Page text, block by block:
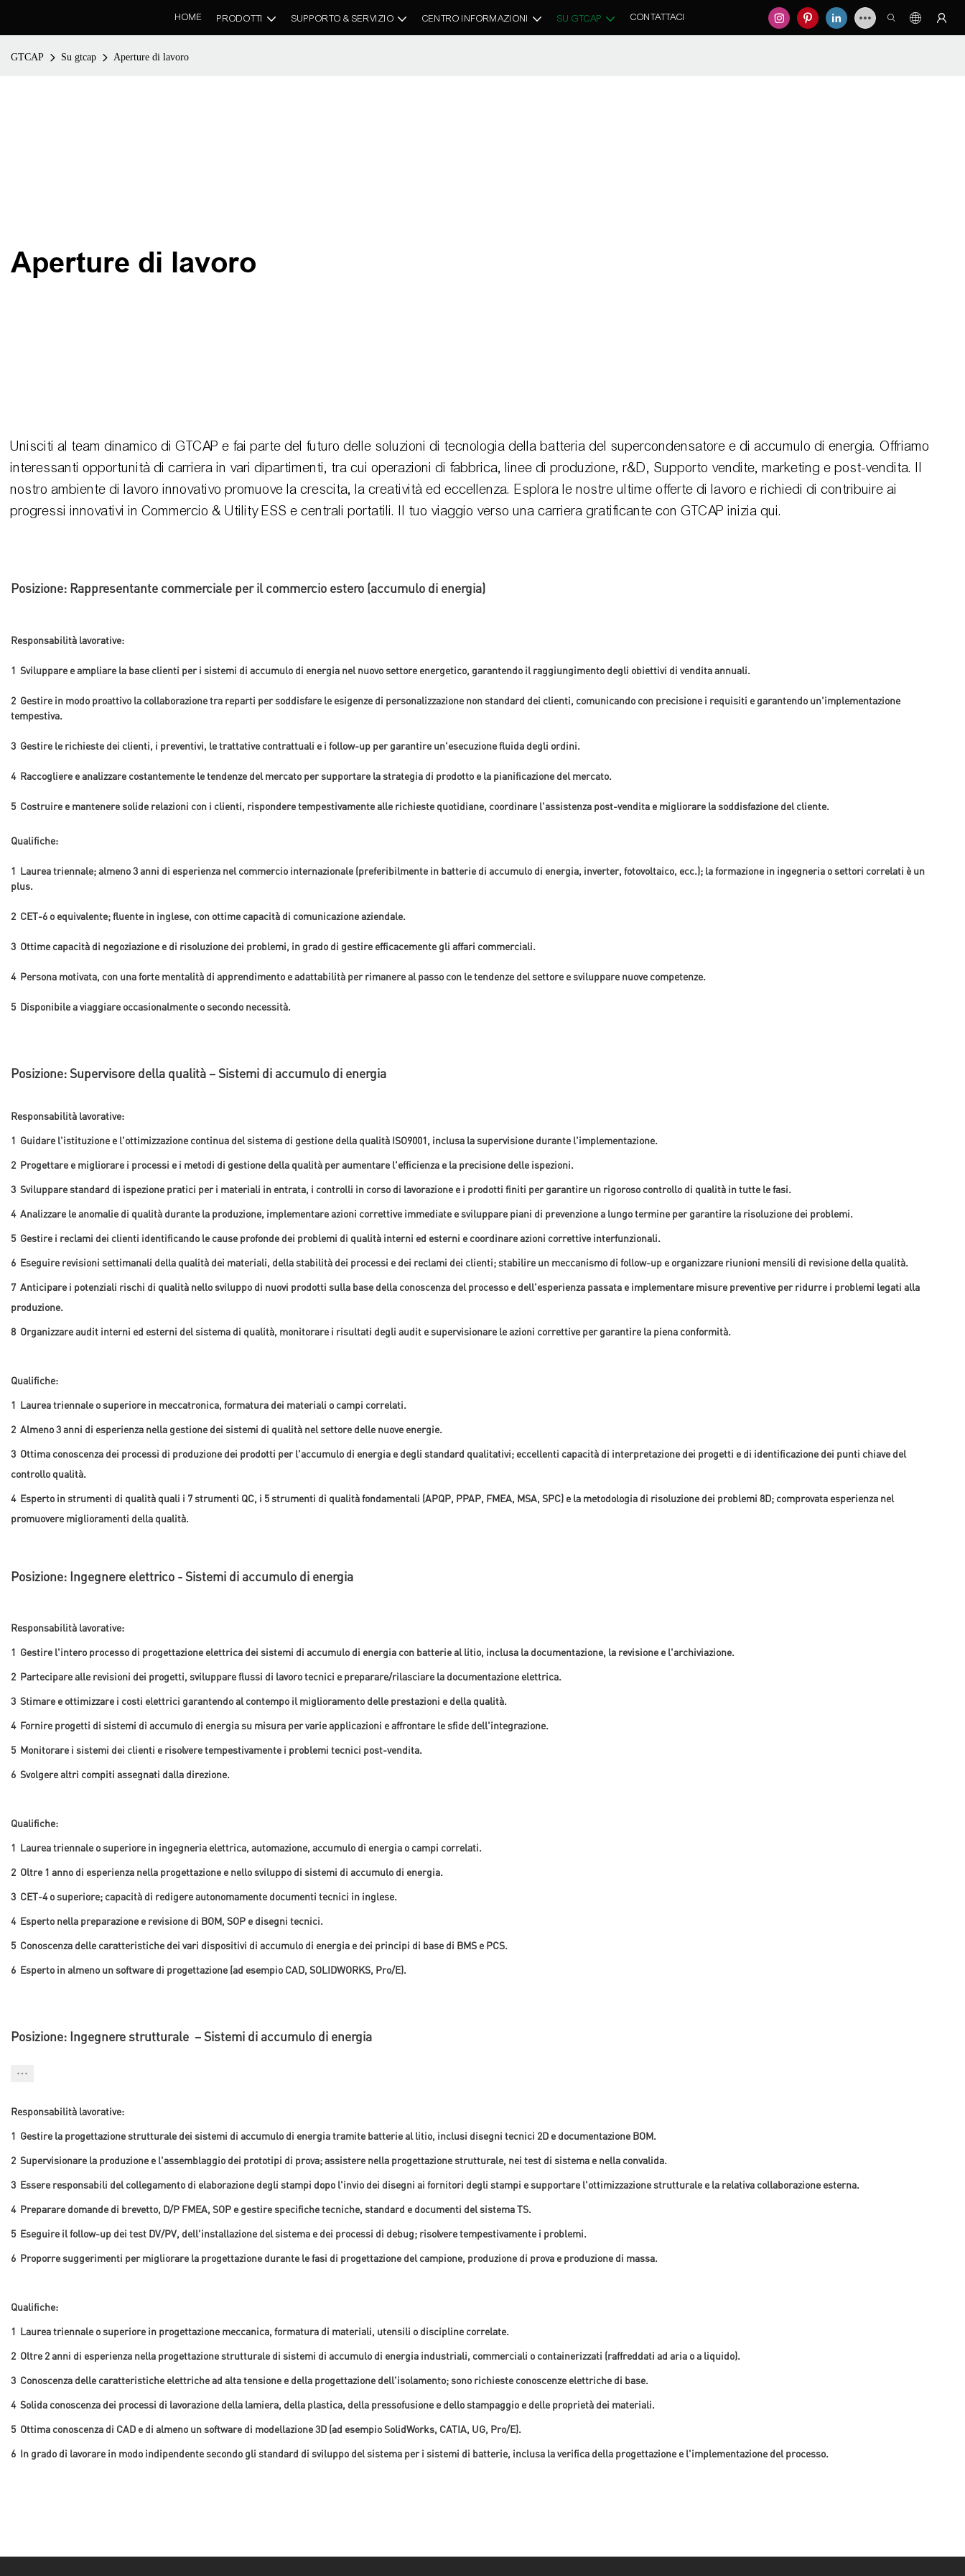
HOME PRODOTTI SUPPORTO & SERVIZIO CENTRO INFORMAZIONI SU GTCAP CONTATTACI
GTCAP Su gtcap Aperture di lavoro
Aperture di lavoro
Unisciti al team dinamico di GTCAP e fai parte del futuro delle soluzioni di tecnologia della batteria del supercondensatore e di accumulo di energia. Offriamo
interessanti opportunità di carriera in vari dipartimenti, tra cui operazioni di fabbrica, linee di produzione, r&D, Supporto vendite, marketing e post-vendita. Il
nostro ambiente di lavoro innovativo promuove la crescita, la creatività ed eccellenza. Esplora le nostre ultime offerte di lavoro e richiedi di contribuire ai
progressi innovativi in ​​Commercio & Utility ESS e centrali portatili. Il tuo viaggio verso una carriera gratificante con GTCAP inizia qui.
Posizione: Rappresentante commerciale per il commercio estero (accumulo di energia)
Responsabilità lavorative:
1 Sviluppare e ampliare la base clienti per i sistemi di accumulo di energia nel nuovo settore energetico, garantendo il raggiungimento degli obiettivi di vendita annuali.
2 Gestire in modo proattivo la collaborazione tra reparti per soddisfare le esigenze di personalizzazione non standard dei clienti, comunicando con precisione i requisiti e garantendo un'implementazione
tempestiva.
3 Gestire le richieste dei clienti, i preventivi, le trattative contrattuali e i follow-up per garantire un'esecuzione fluida degli ordini.
4 Raccogliere e analizzare costantemente le tendenze del mercato per supportare la strategia di prodotto e la pianificazione del mercato.
5 Costruire e mantenere solide relazioni con i clienti, rispondere tempestivamente alle richieste quotidiane, coordinare l'assistenza post-vendita e migliorare la soddisfazione del cliente.
Qualifiche:
1 Laurea triennale; almeno 3 anni di esperienza nel commercio internazionale (preferibilmente in batterie di accumulo di energia, inverter, fotovoltaico, ecc.); la formazione in ingegneria o settori correlati è un
plus.
2 CET-6 o equivalente; fluente in inglese, con ottime capacità di comunicazione aziendale.
3 Ottime capacità di negoziazione e di risoluzione dei problemi, in grado di gestire efficacemente gli affari commerciali.
4 Persona motivata, con una forte mentalità di apprendimento e adattabilità per rimanere al passo con le tendenze del settore e sviluppare nuove competenze.
5 Disponibile a viaggiare occasionalmente o secondo necessità.
Posizione: Supervisore della qualità – Sistemi di accumulo di energia
Responsabilità lavorative:
1 Guidare l'istituzione e l'ottimizzazione continua del sistema di gestione della qualità ISO9001, inclusa la supervisione durante l'implementazione.
2 Progettare e migliorare i processi e i metodi di gestione della qualità per aumentare l'efficienza e la precisione delle ispezioni.
3 Sviluppare standard di ispezione pratici per i materiali in entrata, i controlli in corso di lavorazione e i prodotti finiti per garantire un rigoroso controllo di qualità in tutte le fasi.
4 Analizzare le anomalie di qualità durante la produzione, implementare azioni correttive immediate e sviluppare piani di prevenzione a lungo termine per garantire la risoluzione dei problemi.
5 Gestire i reclami dei clienti identificando le cause profonde dei problemi di qualità interni ed esterni e coordinare azioni correttive interfunzionali.
6 Eseguire revisioni settimanali della qualità dei materiali, della stabilità dei processi e dei reclami dei clienti; stabilire un meccanismo di follow-up e organizzare riunioni mensili di revisione della qualità.
7 Anticipare i potenziali rischi di qualità nello sviluppo di nuovi prodotti sulla base della conoscenza del processo e dell'esperienza passata e implementare misure preventive per ridurre i problemi legati alla
produzione.
8 Organizzare audit interni ed esterni del sistema di qualità, monitorare i risultati degli audit e supervisionare le azioni correttive per garantire la piena conformità.
Qualifiche:
1 Laurea triennale o superiore in meccatronica, formatura dei materiali o campi correlati.
2 Almeno 3 anni di esperienza nella gestione dei sistemi di qualità nel settore delle nuove energie.
3 Ottima conoscenza dei processi di produzione dei prodotti per l'accumulo di energia e degli standard qualitativi; eccellenti capacità di interpretazione dei progetti e di identificazione dei punti chiave del
controllo qualità.
4 Esperto in strumenti di qualità quali i 7 strumenti QC, i 5 strumenti di qualità fondamentali (APQP, PPAP, FMEA, MSA, SPC) e la metodologia di risoluzione dei problemi 8D; comprovata esperienza nel
promuovere miglioramenti della qualità.
Posizione: Ingegnere elettrico - Sistemi di accumulo di energia
Responsabilità lavorative:
1 Gestire l'intero processo di progettazione elettrica dei sistemi di accumulo di energia con batterie al litio, inclusa la documentazione, la revisione e l'archiviazione.
2 Partecipare alle revisioni dei progetti, sviluppare flussi di lavoro tecnici e preparare/rilasciare la documentazione elettrica.
3 Stimare e ottimizzare i costi elettrici garantendo al contempo il miglioramento delle prestazioni e della qualità.
4 Fornire progetti di sistemi di accumulo di energia su misura per varie applicazioni e affrontare le sfide dell'integrazione.
5 Monitorare i sistemi dei clienti e risolvere tempestivamente i problemi tecnici post-vendita.
6 Svolgere altri compiti assegnati dalla direzione.
Qualifiche:
1 Laurea triennale o superiore in ingegneria elettrica, automazione, accumulo di energia o campi correlati.
2 Oltre 1 anno di esperienza nella progettazione e nello sviluppo di sistemi di accumulo di energia.
3 CET-4 o superiore; capacità di redigere autonomamente documenti tecnici in inglese.
4 Esperto nella preparazione e revisione di BOM, SOP e disegni tecnici.
5 Conoscenza delle caratteristiche dei vari dispositivi di accumulo di energia e dei principi di base di BMS e PCS.
6 Esperto in almeno un software di progettazione (ad esempio CAD, SOLIDWORKS, Pro/E).
Posizione: Ingegnere strutturale – Sistemi di accumulo di energia
Responsabilità lavorative:
1 Gestire la progettazione strutturale dei sistemi di accumulo di energia tramite batterie al litio, inclusi disegni tecnici 2D e documentazione BOM.
2 Supervisionare la produzione e l'assemblaggio dei prototipi di prova; assistere nella progettazione strutturale, nei test di sistema e nella convalida.
3 Essere responsabili del collegamento di elaborazione degli stampi dopo l'invio dei disegni ai fornitori degli stampi e supportare l'ottimizzazione strutturale e la relativa collaborazione esterna.
4 Preparare domande di brevetto, D/P FMEA, SOP e gestire specifiche tecniche, standard e documenti del sistema TS.
5 Eseguire il follow-up dei test DV/PV, dell'installazione del sistema e dei processi di debug; risolvere tempestivamente i problemi.
6 Proporre suggerimenti per migliorare la progettazione durante le fasi di progettazione del campione, produzione di prova e produzione di massa.
Qualifiche:
1 Laurea triennale o superiore in progettazione meccanica, formatura di materiali, utensili o discipline correlate.
2 Oltre 2 anni di esperienza nella progettazione strutturale di sistemi di accumulo di energia industriali, commerciali o containerizzati (raffreddati ad aria o a liquido).
3 Conoscenza delle caratteristiche elettriche ad alta tensione e della progettazione dell'isolamento; sono richieste conoscenze elettriche di base.
4 Solida conoscenza dei processi di lavorazione della lamiera, della plastica, della pressofusione e dello stampaggio e delle proprietà dei materiali.
5 Ottima conoscenza di CAD e di almeno un software di modellazione 3D (ad esempio SolidWorks, CATIA, UG, Pro/E).
6 In grado di lavorare in modo indipendente secondo gli standard di sviluppo del sistema per i sistemi di batterie, inclusa la verifica della progettazione e l'implementazione del processo.